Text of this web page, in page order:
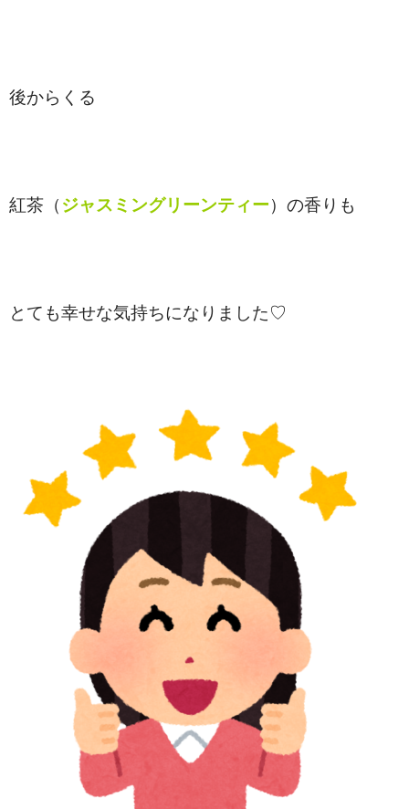
後からくる
紅茶（ ジャスミングリーンティー）の香りも
とても幸せな気持ちになりました♡